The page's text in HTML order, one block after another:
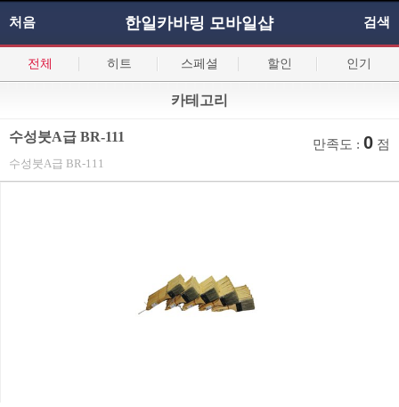
처음 한일카바링 모바일샵 검색
전체 히트 스페셜 할인 인기
카테고리
수성붓A급 BR-111
수성붓A급 BR-111
만족도 : 0 점